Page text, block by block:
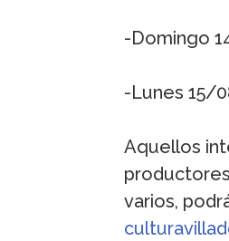
-Domingo
-Lunes 15/
Aquellos
varios,